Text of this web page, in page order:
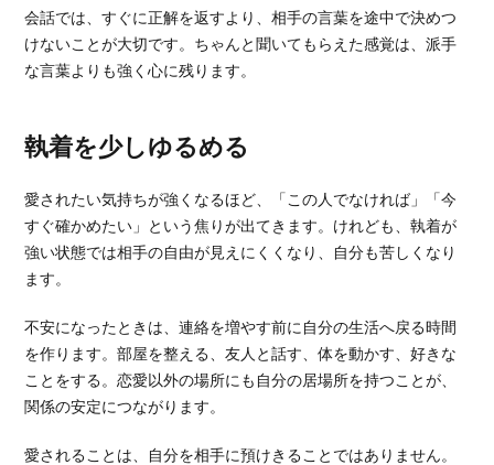
会話では、すぐに正解を返すより、相手の言葉を途中で決めつ
けないことが大切です。ちゃんと聞いてもらえた感覚は、派手
な言葉よりも強く心に残ります。
執着を少しゆるめる
愛されたい気持ちが強くなるほど、「この人でなければ」「今
すぐ確かめたい」という焦りが出てきます。けれども、執着が
強い状態では相手の自由が見えにくくなり、自分も苦しくなり
ます。
不安になったときは、連絡を増やす前に自分の生活へ戻る時間
を作ります。部屋を整える、友人と話す、体を動かす、好きな
ことをする。恋愛以外の場所にも自分の居場所を持つことが、
関係の安定につながります。
愛されることは、自分を相手に預けきることではありません。